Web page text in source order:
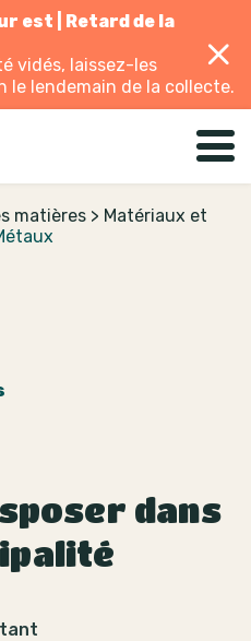
est | Retard de la
vidés, laissez-les
le lendemain de la collecte.
matières > Matériaux et
dans